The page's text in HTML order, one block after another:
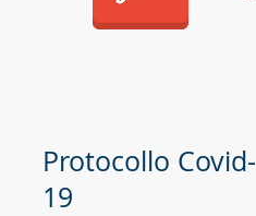
Protocollo Covid-
19